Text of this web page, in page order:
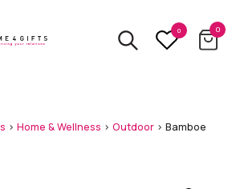
0 0
> Home & Wellness > Outdoor > Bamboe